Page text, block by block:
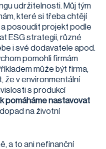
udržitelnosti. Můj tým
které si třeba chtějí
posoudit projekt podle
ESG strategii, různé
i své dodavatele apod.
pomohli firmám
může být firma,
že v environmentální
s produkcí
pomáháme nastavovat
na životní
a to ani nefinanční